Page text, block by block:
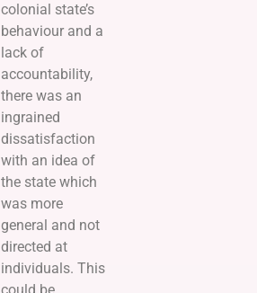
colonial state’s
behaviour and a
lack of
accountability,
there was an
ingrained
dissatisfaction
with an idea of
the state which
was more
general and not
directed at
individuals. This